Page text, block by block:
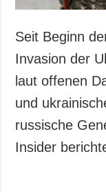
Seit Beginn
Invasion der
laut offenen
und
russische
Insider